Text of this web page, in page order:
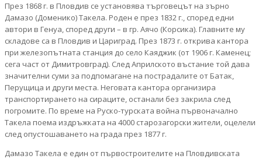
През 1868 г. в Пловдив се установява търговецът на зърно
Дамазо (Доменико) Такела. Роден е през 1832 г., според едни
автори в Генуа, според други – в гр. Аячо (Корсика). Главните му
складове са в Пловдив и Цариград. През 1873 г. открива кантора
при железопътната станция до село Каяджик (от 1906 г. Каменец;
сега част от Димитровград). След Априлското въстание той дава
значителни суми за подпомагане на пострадалите от Батак,
Перущица и други места. Неговата кантора организира
транспортирането на сираците, останали без закрила след
погромите. По време на Руско-турската война първоначално
Такела поема издръжката на 4000 старозагорски жители, оцелели
след опустошаването на града през 1877 г.
Дамазо Такела е един от първостроителите на Пловдивската